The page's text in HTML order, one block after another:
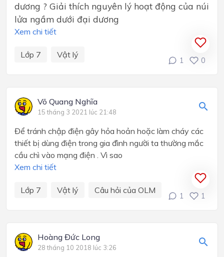
dương ? Giải thích nguyên lý hoạt động của núi
lửa ngầm dưới đại dương
Xem chi tiết
Lớp 7 Vật lý
1 0
Võ Quang Nghĩa
15 tháng 3 2021 lúc 21:48
Để tránh chập điện gây hỏa hoản hoặc làm cháy các
thiết bị dùng điện trong gia đình người ta thường mắc
cầu chì vào mạng điện . Vì sao
Xem chi tiết
Lớp 7 Vật lý Câu hỏi của OLM
1 1
Hoàng Đức Long
28 tháng 10 2018 lúc 3:26